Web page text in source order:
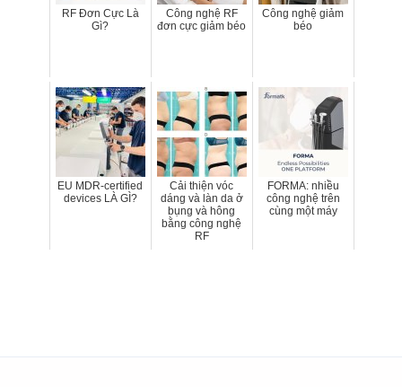
RF Đơn Cực Là
Gì?
Công nghệ RF
đơn cực giảm béo
Công nghệ giảm
béo
EU MDR-certified
devices LÀ GÌ?
Cải thiện vóc
dáng và làn da ở
bụng và hông
bằng công nghệ
RF
FORMA: nhiều
công nghệ trên
cùng một máy